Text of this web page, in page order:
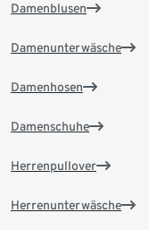
Damenblusen
Damenunterwäsche
Damenhosen
Damenschuhe
Herrenpullover
Herrenunterwäsche